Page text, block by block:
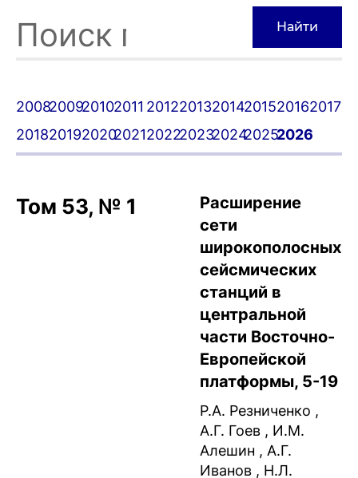
2008200920102011 201220132014201520162017
201820192020202120222023202420252026
Том 53, № 1
Расширение
сети
широкополосных
сейсмических
станций в
центральной
части Восточно-
Европейской
платформы, 5-19
Р.А. Резниченко ,
А.Г. Гоев , И.М.
Алешин , А.Г.
Иванов , Н.Л.